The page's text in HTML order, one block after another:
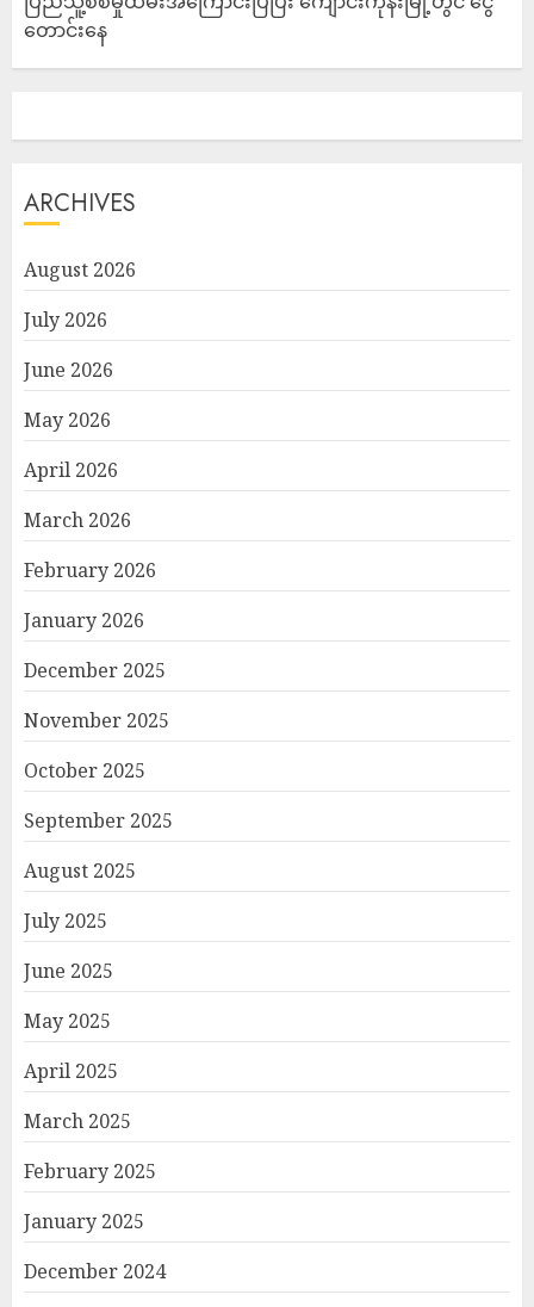
တောင်းနေ
ARCHIVES
August 2026
July 2026
June 2026
May 2026
April 2026
March 2026
February 2026
January 2026
December 2025
November 2025
October 2025
September 2025
August 2025
July 2025
June 2025
May 2025
April 2025
March 2025
February 2025
January 2025
December 2024